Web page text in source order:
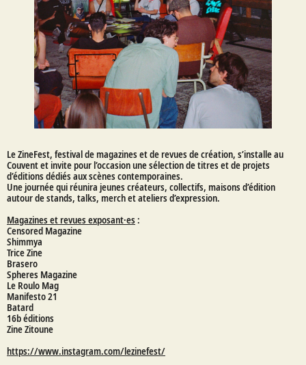
Le ZineFest, festival de magazines et de revues de création, s’installe au
Couvent et invite pour l’occasion une sélection de titres et de projets
d’éditions dédiés aux scènes contemporaines.
Une journée qui réunira jeunes créateurs, collectifs, maisons d’édition
autour de stands, talks, merch et ateliers d’expression.
Magazines et revues exposant∙es :
Censored Magazine
Shimmya
Trice Zine
Brasero
Spheres Magazine
Le Roulo Mag
Manifesto 21
Batard
16b éditions
Zine Zitoune
https://www.instagram.com/lezinefest/